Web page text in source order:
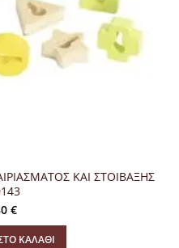
ΚΑΙ ΣΤΟΙΒΑΞΗΣ
€
ΚΑΛΆΘΙ